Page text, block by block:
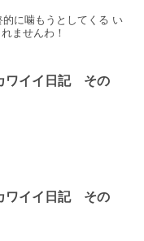
に噛もうとしてくる い
ませんわ！
ワイイ日記 その
ワイイ日記 その